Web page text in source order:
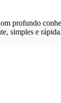
profundo
simples e rápida.